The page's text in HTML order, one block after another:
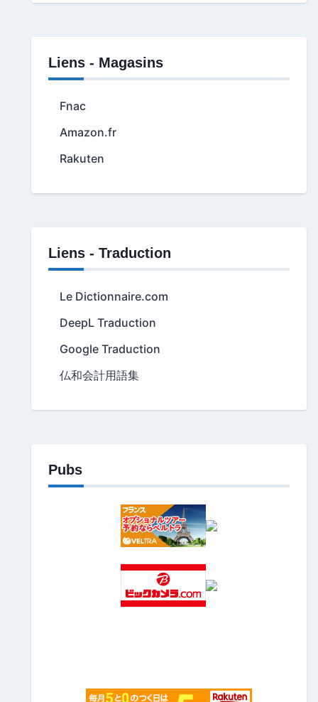
Liens - Magasins
Fnac
Amazon.fr
Rakuten
Liens - Traduction
Le Dictionnaire.com
DeepL Traduction
Google Traduction
仏和会計用語集
Pubs